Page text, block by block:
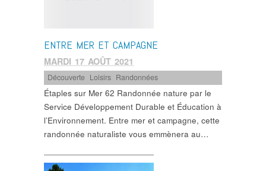
ENTRE MER ET CAMPAGNE
MARDI 17 AOÛT 2021
Découverte Loisirs Randonnées
Étaples sur Mer 62 Randonnée nature par le
Service Développement Durable et Éducation à
l’Environnement. Entre mer et campagne, cette
randonnée naturaliste vous emmènera au…